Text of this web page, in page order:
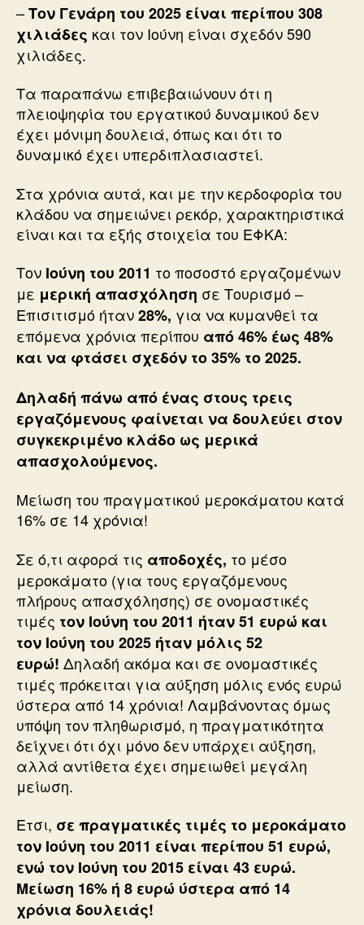
–Τον Γενάρη του 2025 είναι περίπου 308
χιλιάδες και τον Ιούνη είναι σχεδόν 590
χιλιάδες.
Τα παραπάνω επιβεβαιώνουν ότι η
πλειοψηφία του εργατικού δυναμικού δεν
έχει μόνιμη δουλειά, όπως και ότι το
δυναμικό έχει υπερδιπλασιαστεί.
Στα χρόνια αυτά, και με την κερδοφορία του
κλάδου να σημειώνει ρεκόρ, χαρακτηριστικά
είναι και τα εξής στοιχεία του ΕΦΚΑ:
Τον Ιούνη του 2011 το ποσοστό εργαζομένων
με μερική απασχόληση σε Τουρισμό –
Επισιτισμό ήταν28%, για να κυμανθεί τα
επόμενα χρόνια περίπου από 46% έως 48%
και να φτάσει σχεδόν το 35% το 2025.
Δηλαδή πάνω από ένας στους τρεις
εργαζόμενους φαίνεται να δουλεύει στον
συγκεκριμένο κλάδο ως μερικά
απασχολούμενος.
Μείωση του πραγματικού μεροκάματου κατά
16% σε 14 χρόνια!
Σε ό,τι αφορά τις αποδοχές, το μέσο
μεροκάματο (για τους εργαζόμενους
πλήρους απασχόλησης) σε ονομαστικές
τιμές τον Ιούνη του 2011 ήταν 51 ευρώ και
τον Ιούνη του 2025 ήταν μόλις 52
ευρώ! Δηλαδή ακόμα και σε ονομαστικές
τιμές πρόκειται για αύξηση μόλις ενός ευρώ
ύστερα από 14 χρόνια! Λαμβάνοντας όμως
υπόψη τον πληθωρισμό, η πραγματικότητα
δείχνει ότι όχι μόνο δεν υπάρχει αύξηση,
αλλά αντίθετα έχει σημειωθεί μεγάλη
μείωση.
Ετσι, σε πραγματικές τιμές το μεροκάματο
τον Ιούνη του 2011 είναι περίπου 51 ευρώ,
ενώ τον Ιούνη του 2015 είναι 43 ευρώ.
Μείωση 16% ή 8 ευρώ ύστερα από 14
χρόνια δουλειάς!